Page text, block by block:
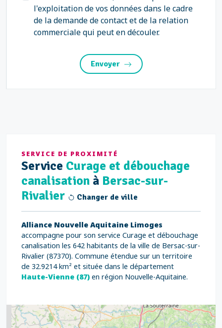
l'exploitation de vos données dans le cadre
de la demande de contact et de la relation
commerciale qui peut en découler.
Envoyer
SERVICE DE PROXIMITÉ
Service Curage et débouchage
canalisation à Bersac-sur-
Rivalier
Changer de ville
Alliance Nouvelle Aquitaine Limoges
accompagne pour son service Curage et débouchage
canalisation les 642 habitants de la ville de Bersac-sur-
Rivalier (87370). Commune étendue sur un territoire
de 32.9214 km² et située dans le département
Haute-Vienne (87) en région Nouvelle-Aquitaine.
2